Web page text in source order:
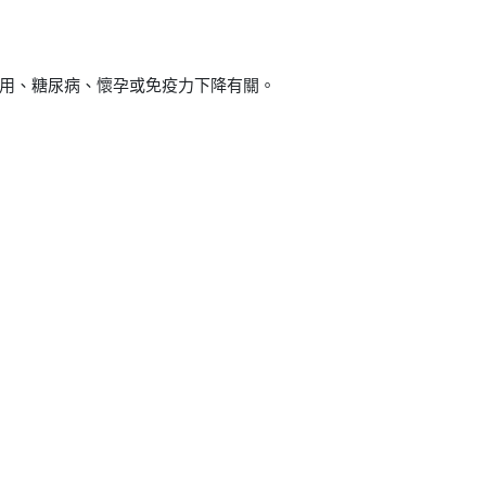
、糖尿病、懷孕或免疫力下降有關。